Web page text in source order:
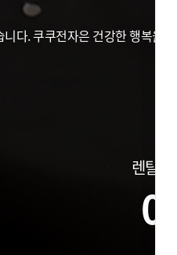
다. 쿠쿠전자은 건강한 행복을 위
렌탈건수
0